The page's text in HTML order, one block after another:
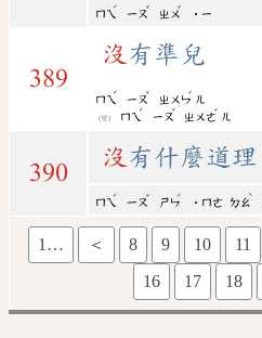
ㄇㄟ
ˊ
ㄧㄡ
ˇ
ㄓㄨ
ˇ
˙ㄧ
389
沒 有準兒
ㄇㄟ
ˊ
ㄧㄡ
ˇ
ㄓㄨㄣ
ˇ
ㄦ
(變) ㄇㄟ
ˊ
ㄧㄡ
ˇ
ㄓㄨㄜ
ˇ
ㄦ
390
沒 有什麼道理
ㄇㄟ
ˊ
ㄧㄡ
ˇ
ㄕㄣ
ˊ
˙ㄇㄜ ㄉㄠ
ˋ
1… ＜ 8 9 10 11
16
17 18